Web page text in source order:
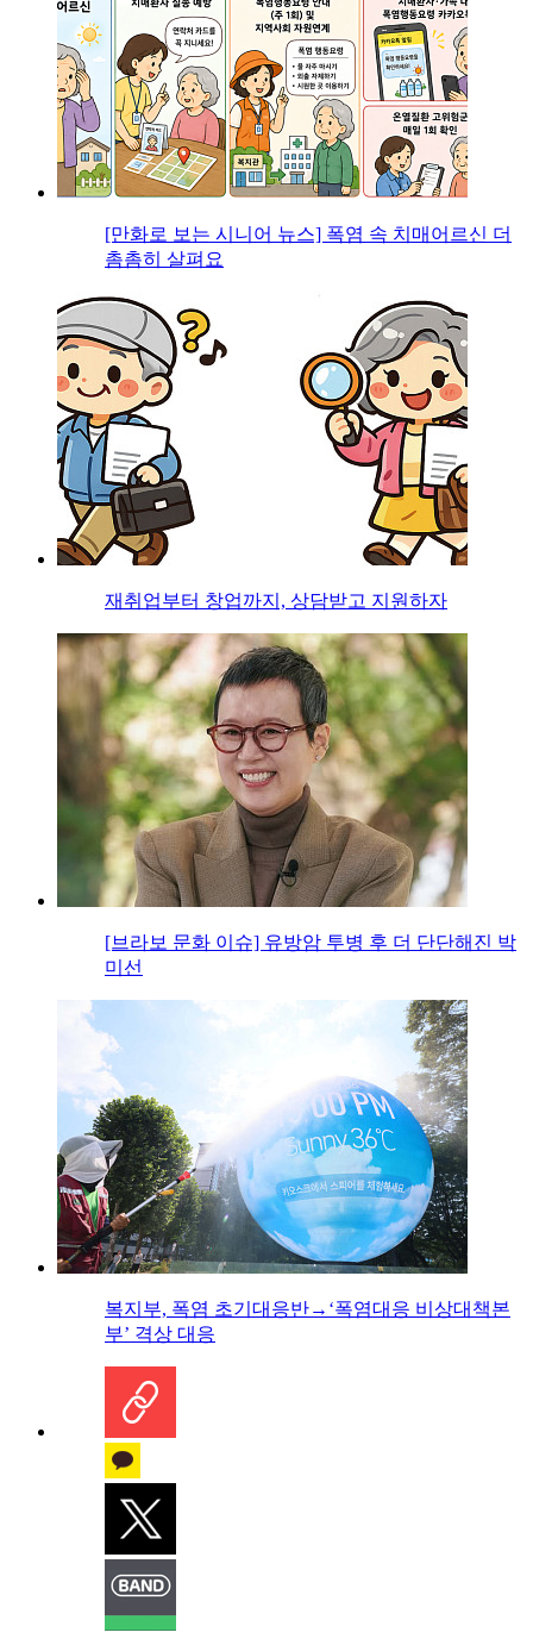
[만화로 보는 시니어 뉴스] 폭염 속 치매어르신 더
촘촘히 살펴요
재취업부터 창업까지, 상담받고 지원하자
[브라보 문화 이슈] 유방암 투병 후 더 단단해진 박
미선
복지부, 폭염 초기대응반→‘폭염대응 비상대책본
부’ 격상 대응